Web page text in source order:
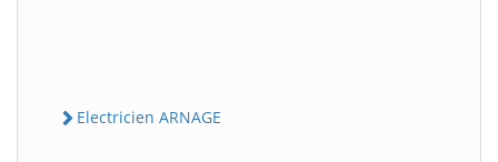
Electricien ARNAGE